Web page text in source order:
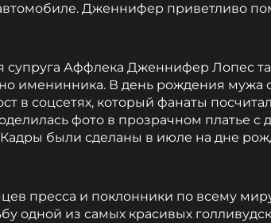
Дженнифер приветливо
Аффлека Дженнифер Лопес
именинника. В день рождения мужа
в соцсетях, который фанаты
фото в прозрачном платье с
Кадры были сделаны в июле на дне
пресса и поклонники по всему
одной из самых красивых